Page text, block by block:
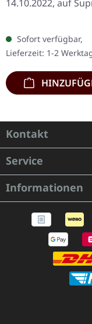
14.10.2022, auf
Chaos Records.
DigiPak mit je einer
auf einer Seite und
seitigem…
Sofort verfügbar,
Lieferzeit: 1-2
Kontakt
Service
Informationen